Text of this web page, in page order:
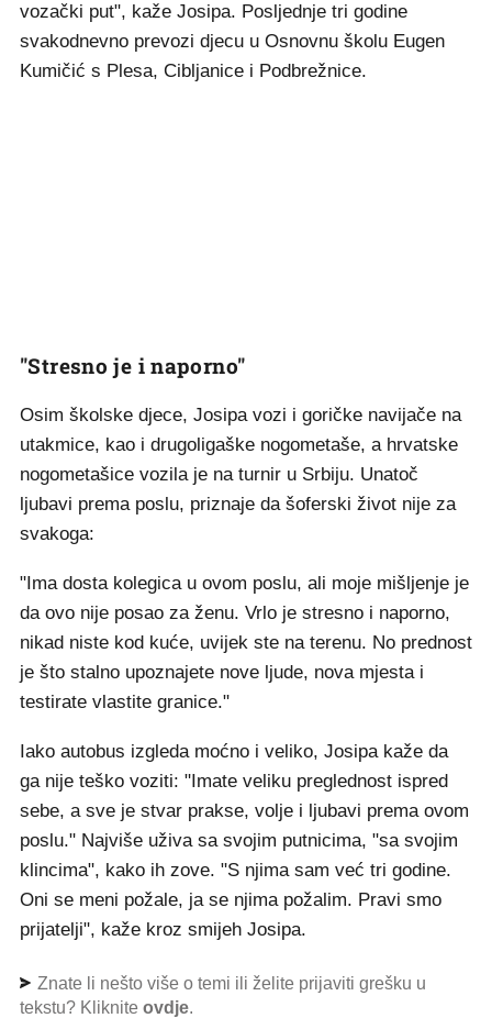
vozački put", kaže Josipa. Posljednje tri godine
svakodnevno prevozi djecu u Osnovnu školu Eugen
Kumičić s Plesa, Cibljanice i Podbrežnice.
"Stresno je i naporno"
Osim školske djece, Josipa vozi i goričke navijače na
utakmice, kao i drugoligaške nogometaše, a hrvatske
nogometašice vozila je na turnir u Srbiju. Unatoč
ljubavi prema poslu, priznaje da šoferski život nije za
svakoga:
"Ima dosta kolegica u ovom poslu, ali moje mišljenje je
da ovo nije posao za ženu. Vrlo je stresno i naporno,
nikad niste kod kuće, uvijek ste na terenu. No prednost
je što stalno upoznajete nove ljude, nova mjesta i
testirate vlastite granice."
Iako autobus izgleda moćno i veliko, Josipa kaže da
ga nije teško voziti: "Imate veliku preglednost ispred
sebe, a sve je stvar prakse, volje i ljubavi prema ovom
poslu." Najviše uživa sa svojim putnicima, "sa svojim
klincima", kako ih zove. "S njima sam već tri godine.
Oni se meni požale, ja se njima požalim. Pravi smo
prijatelji", kaže kroz smijeh Josipa.
Znate li nešto više o temi ili želite prijaviti grešku u
tekstu? Kliknite ovdje.